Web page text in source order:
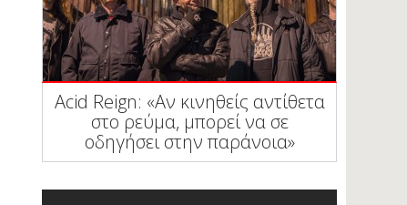
Acid Reign: «Αν κινηθείς αντίθετα
στο ρεύμα, μπορεί να σε
οδηγήσει στην παράνοια»